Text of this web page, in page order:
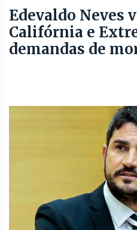
Edevaldo Neves
Califórnia e
demandas de